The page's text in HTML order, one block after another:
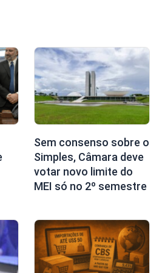
Sem consenso sobre o
Simples, Câmara deve
votar novo limite do
MEI só no 2º semestre